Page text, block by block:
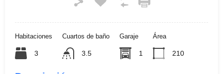
Habitaciones
3
Cuartos de baño
3.5
Garaje
1
Área
210